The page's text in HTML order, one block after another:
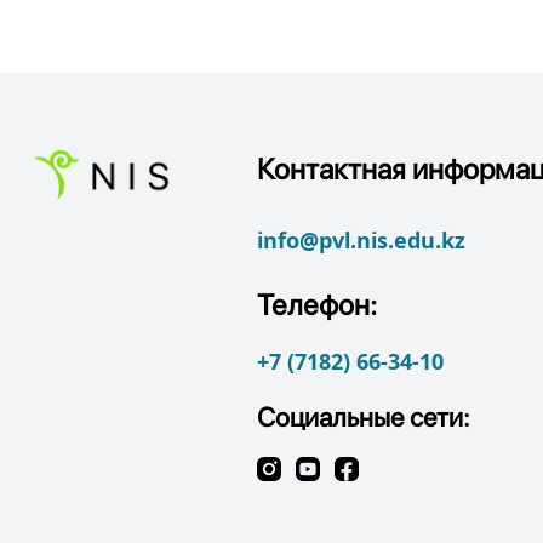
Контактная
info@pvl.nis.edu.kz
Телефон:
+7 (7182) 66-34-10
Социальные сети: